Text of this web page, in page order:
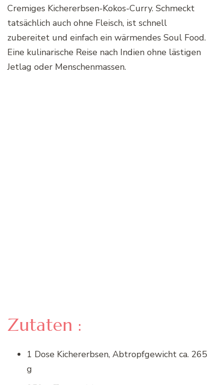
Cremiges Kichererbsen-Kokos-Curry. Schmeckt
tatsächlich auch ohne Fleisch, ist schnell
zubereitet und einfach ein wärmendes Soul Food.
Eine kulinarische Reise nach Indien ohne lästigen
Jetlag oder Menschenmassen.
Zutaten :
1 Dose Kichererbsen, Abtropfgewicht ca. 265
g